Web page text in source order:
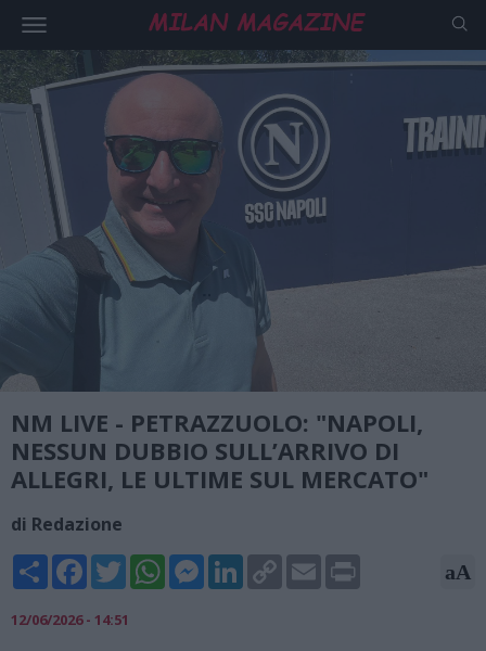
NM LIVE - PETRAZZUOLO: "NAPOLI,
NESSUN DUBBIO SULL’ARRIVO DI
ALLEGRI, LE ULTIME SUL MERCATO"
di Redazione
Share FacebookTwitterWhatsAppMessengerLinkedInCopy
Link
Email aA
12/06/2026 - 14:51